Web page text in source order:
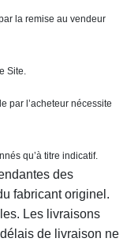
la remise au vendeur
Site.
par l’acheteur nécessite
qu’à titre indicatif.
des
fabricant originel.
Les livraisons
de livraison ne